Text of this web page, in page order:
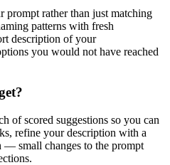
prompt rather than just matching
patterns with fresh
description of your
you would not have reached
of scored suggestions so you can
refine your description with a
— small changes to the prompt